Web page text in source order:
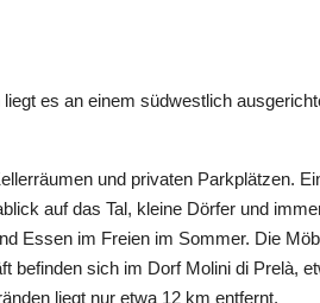
es an einem südwestlich
und privaten Parkplätzen.
auf das Tal, kleine Dörfer und
Essen im Freien im Sommer. Die
sich im Dorf Molini di Prelà,
liegt nur etwa 12 km entfernt.